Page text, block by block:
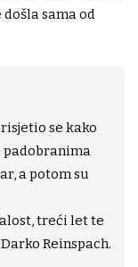
sama od
se kako
a potom su
treći let te
Reinspach.